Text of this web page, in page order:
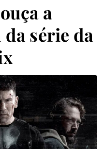
a
série da